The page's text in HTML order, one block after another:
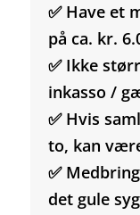
✅ Have et
på ca. kr.
✅ Ikke
inkasso /
✅ Hvis
to, kan
✅
det gule